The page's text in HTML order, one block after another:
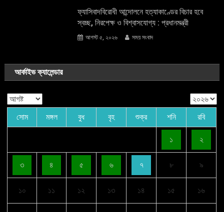
ফ্যাসিবাদবিরোধী আন্দোলনে হত্যাকাণ্ডের বিচার হবে
স্বচ্ছ, নিরপেক্ষ ও বিশ্বাসযোগ্য : প্রধানমন্ত্রী
আগস্ট ৫, ২০২৬ সময় সংবাদ
আর্কাইভ ক্যালেন্ডার
সোম মঙ্গল বুধ বৃহ শুক্র শনি রবি
১ ২
৩ ৪ ৫ ৬ ৭ ৮ ৯
১০ ১১ ১২ ১৩ ১৪ ১৫ ১৬